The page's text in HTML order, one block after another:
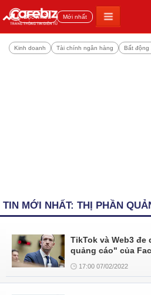
Đọc nhiều Mới nhất
Kinh doanh Tài chính ngân hàng Bất động
TIN MỚI NHẤT: THỊ PHẦN
TikTok và Web3
quảng cáo" của
17:00 07/02/2022